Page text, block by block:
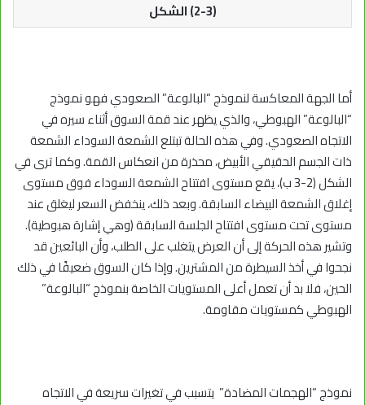
(2-3) الشكل
أما الجهة المعاكسة لنموذج “البالوعة” الصعودي فهو نموذج
“البالوعة” الهبوطي، والذي يظهر عند قمة السوق أثناء سيره في
الاتجاه الصعودي. وفي هذه الحالة تبتلع الشمعة السوداء الشمعة
ذات الجسم الحقيقي الأبيض، محذرة من انعكاس القمة. وكما ترى في
الشكل (2-3 ب)، يقع مستوى افتتاح الشمعة السوداء فوق مستوى
إغلاق الشمعة البيضاء السابقة. وبعد ذلك، ينخفض السعر ليغلق عند
مستوى تحت مستوى افتتاح الجلسة السابقة (وهي إشارة هبوطية).
وتشير هذه الحركة إلى أن العرض يتغلب على الطلب، وأن البائعين قد
نجحوا في أخذ السيطرة من المشترين. وإذا كان السوق ضعيفًا في ذلك
الحين، فلا بد أن تعمل أعلى المستويات الخاصة بنموذج “البالوعة”
الهبوطي كمستويات مقاومة.
نموذج “الهجمات المضادة” يتسبب في تغيرات سريعة في الاتجاه